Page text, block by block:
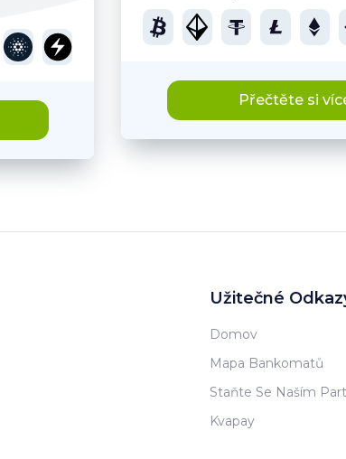
Přečtěte si
Užitečné
Domov
Mapa Bankomatů
Staňte Se Naším
Kvapay